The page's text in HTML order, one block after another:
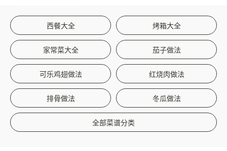
西餐大全 烤箱大全
家常菜大全 茄子做法
可乐鸡翅做法 红烧肉做法
排骨做法 冬瓜做法
全部菜谱分类